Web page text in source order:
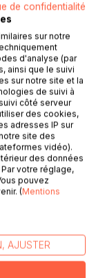
des
de l'homme
réponse
de Dieu.
de confidentialité
sur notre
d'analyse (par
ainsi que le suivi
sur notre site et la
de suivi à
côté serveur
des cookies,
adresses IP sur
site des
vidéo).
des données
votre réglage,
pouvez
(Mentions
AJUSTER